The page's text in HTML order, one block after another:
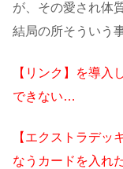
が、その愛され体
結局の所そういう
【リンク】を導入
できない…
【エクストラデッ
なうカードを入れ